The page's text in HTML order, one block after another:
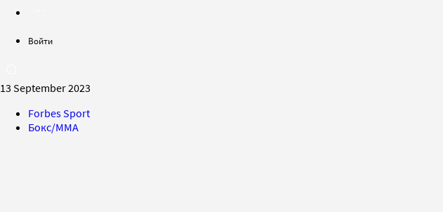
Войти
13 September 2023
Forbes Sport
Бокс/MMA